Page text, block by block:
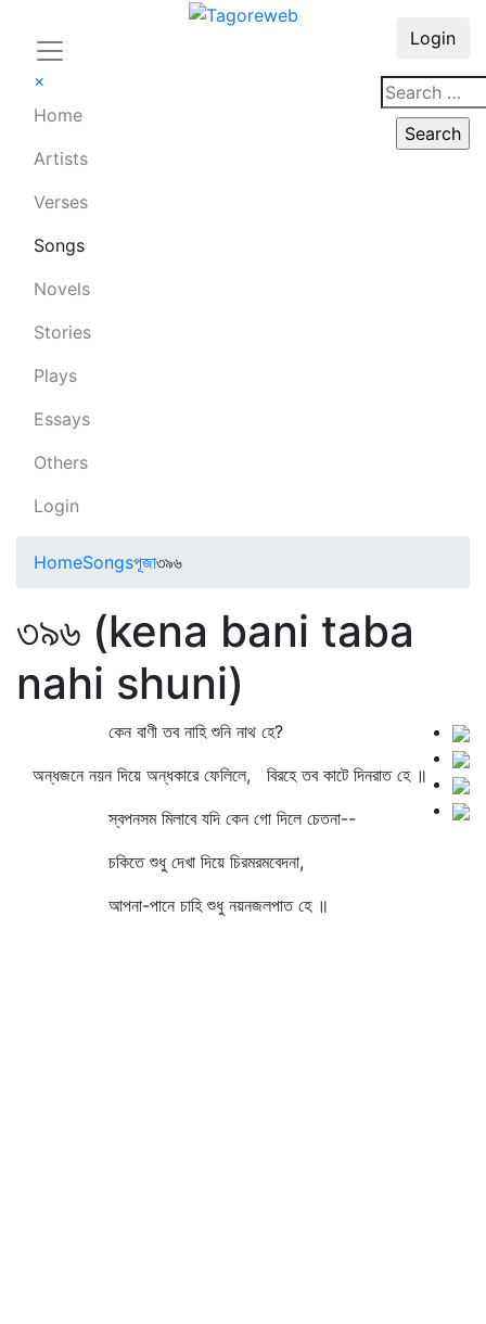
×
Home
Artists
Verses
Songs
Novels
Stories
Plays
Essays
Others
Login
Login
HomeSongsপূজা৩৯৬
৩৯৬ (kena bani taba
nahi shuni)
কেন বাণী তব নাহি শুনি নাথ হে?
অন্ধজনে নয়ন দিয়ে অন্ধকারে ফেলিলে, বিরহে তব কাটে দিনরাত হে ॥
স্বপনসম মিলাবে যদি কেন গো দিলে চেতনা--
চকিতে শুধু দেখা দিয়ে চিরমরমবেদনা,
আপনা-পানে চাহি শুধু নয়নজলপাত হে ॥